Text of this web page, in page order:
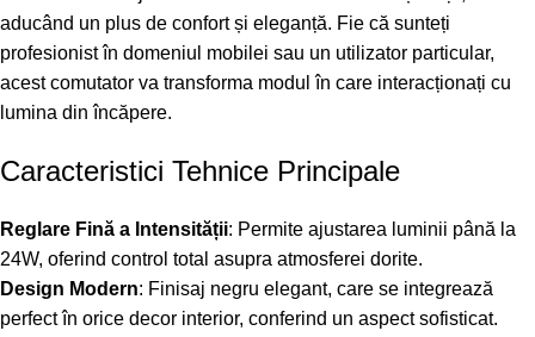
aducând un plus de confort și eleganță. Fie că sunteți
profesionist în domeniul mobilei sau un utilizator particular,
acest comutator va transforma modul în care interacționați cu
lumina din încăpere.
Caracteristici Tehnice Principale
Reglare Fină a Intensității: Permite ajustarea luminii până la
24W, oferind control total asupra atmosferei dorite.
Design Modern: Finisaj negru elegant, care se integrează
perfect în orice decor interior, conferind un aspect sofisticat.